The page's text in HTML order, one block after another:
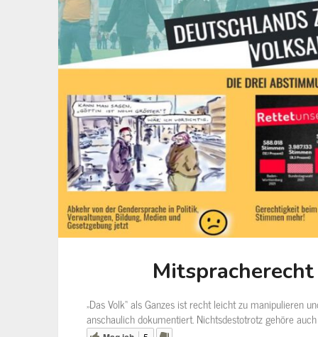
„Das Volk“ als Ganzes ist recht leicht zu manipulieren
anschaulich dokumentiert. Nichtsdestotrotz gehöre